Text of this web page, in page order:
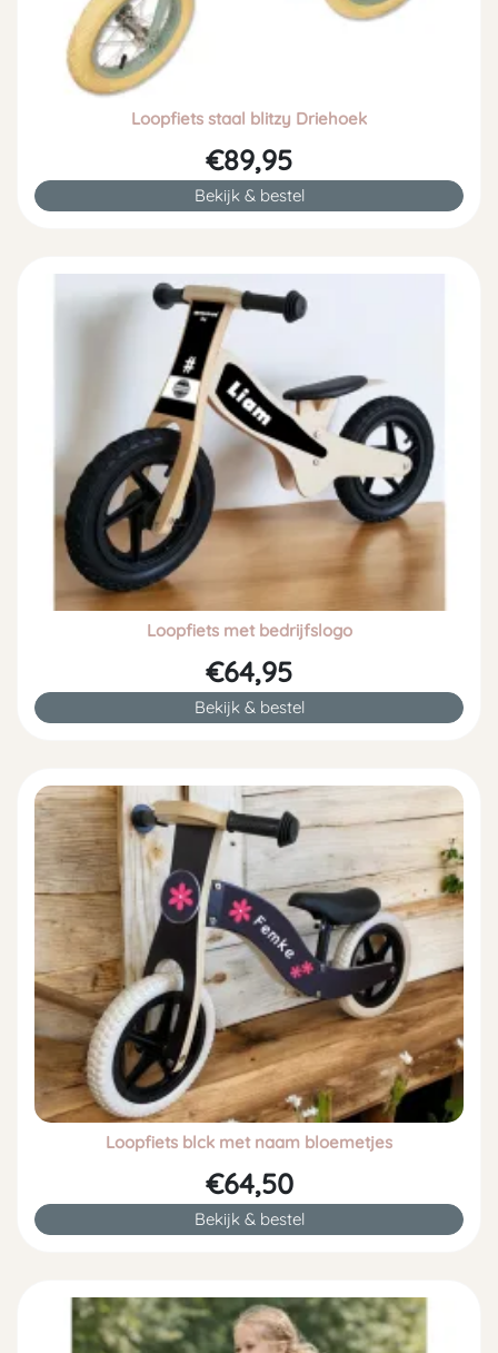
Loopfiets staal blitzy Driehoek
€89,95
Bekijk & bestel
Loopfiets met bedrijfslogo
€64,95
Bekijk & bestel
Loopfiets blck met naam bloemetjes
€64,50
Bekijk & bestel